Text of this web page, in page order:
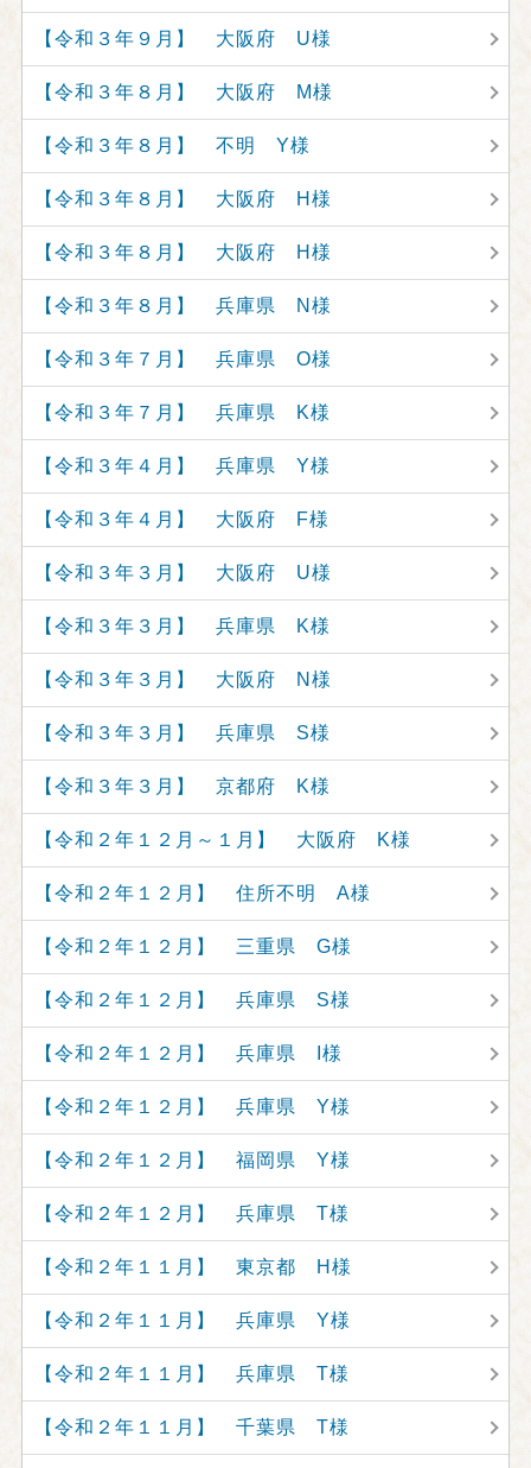
【令和３年９月】 大阪府 U様
【令和３年８月】 大阪府 M様
【令和３年８月】 不明 Y様
【令和３年８月】 大阪府 H様
【令和３年８月】 大阪府 H様
【令和３年８月】 兵庫県 N様
【令和３年７月】 兵庫県 O様
【令和３年７月】 兵庫県 K様
【令和３年４月】 兵庫県 Y様
【令和３年４月】 大阪府 F様
【令和３年３月】 大阪府 U様
【令和３年３月】 兵庫県 K様
【令和３年３月】 大阪府 N様
【令和３年３月】 兵庫県 S様
【令和３年３月】 京都府 K様
【令和２年１２月～１月】 大阪府 K様
【令和２年１２月】 住所不明 A様
【令和２年１２月】 三重県 G様
【令和２年１２月】 兵庫県 S様
【令和２年１２月】 兵庫県 I様
【令和２年１２月】 兵庫県 Y様
【令和２年１２月】 福岡県 Y様
【令和２年１２月】 兵庫県 T様
【令和２年１１月】 東京都 H様
【令和２年１１月】 兵庫県 Y様
【令和２年１１月】 兵庫県 T様
【令和２年１１月】 千葉県 T様